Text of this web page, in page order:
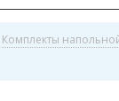
Комплекты